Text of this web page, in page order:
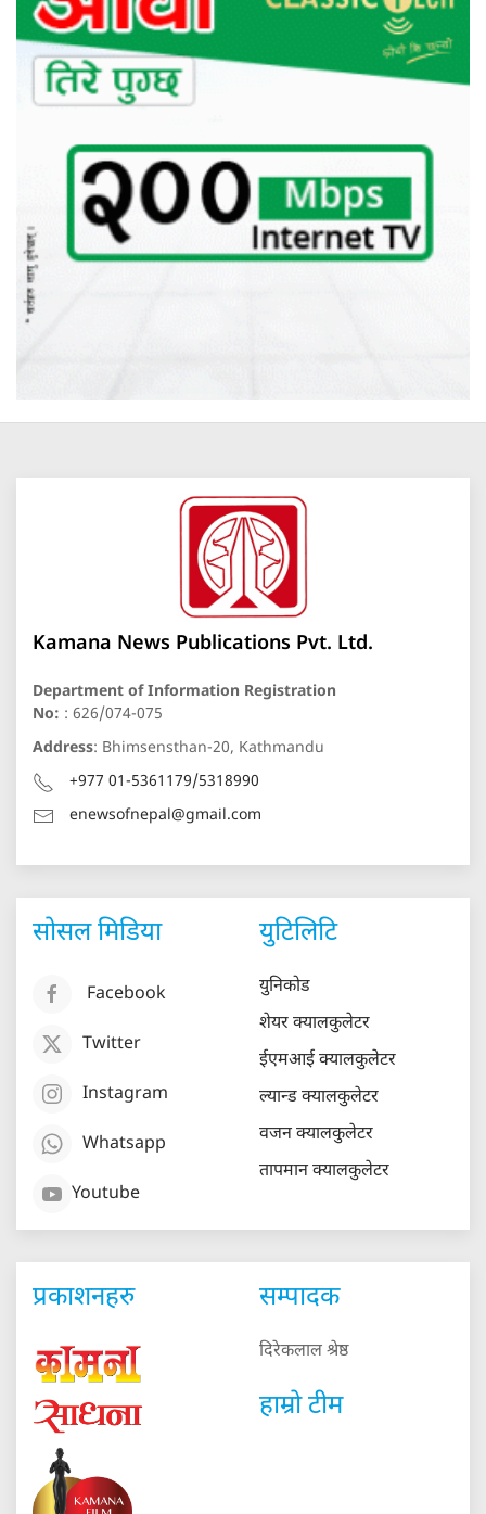
Kamana News Publications Pvt. Ltd.
Department of Information Registration
No: : 626/074-075
Address: Bhimsensthan-20, Kathmandu
+977 01-5361179/5318990
enewsofnepal@gmail.com
सोसल मिडिया
Facebook
Twitter
Instagram
Whatsapp
Youtube
युटिलिटि
युनिकोड
शेयर क्यालकुलेटर
ईएमआई क्यालकुलेटर
ल्यान्ड क्यालकुलेटर
वजन क्यालकुलेटर
तापमान क्यालकुलेटर
प्रकाशनहरु सम्पादक
दिरेकलाल श्रेष्ठ
हाम्रो टीम